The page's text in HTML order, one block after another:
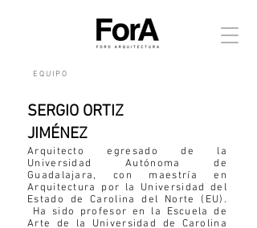
E Q U I P O
SERGIO ORTIZ
JIMÉNEZ
Arquitecto egresado de la
Universidad Autónoma de
Guadalajara, con maestría en
Arquitectura por la Universidad del
Estado de Carolina del Norte (EU).
Ha sido profesor en la Escuela de
Arte de la Universidad de Carolina